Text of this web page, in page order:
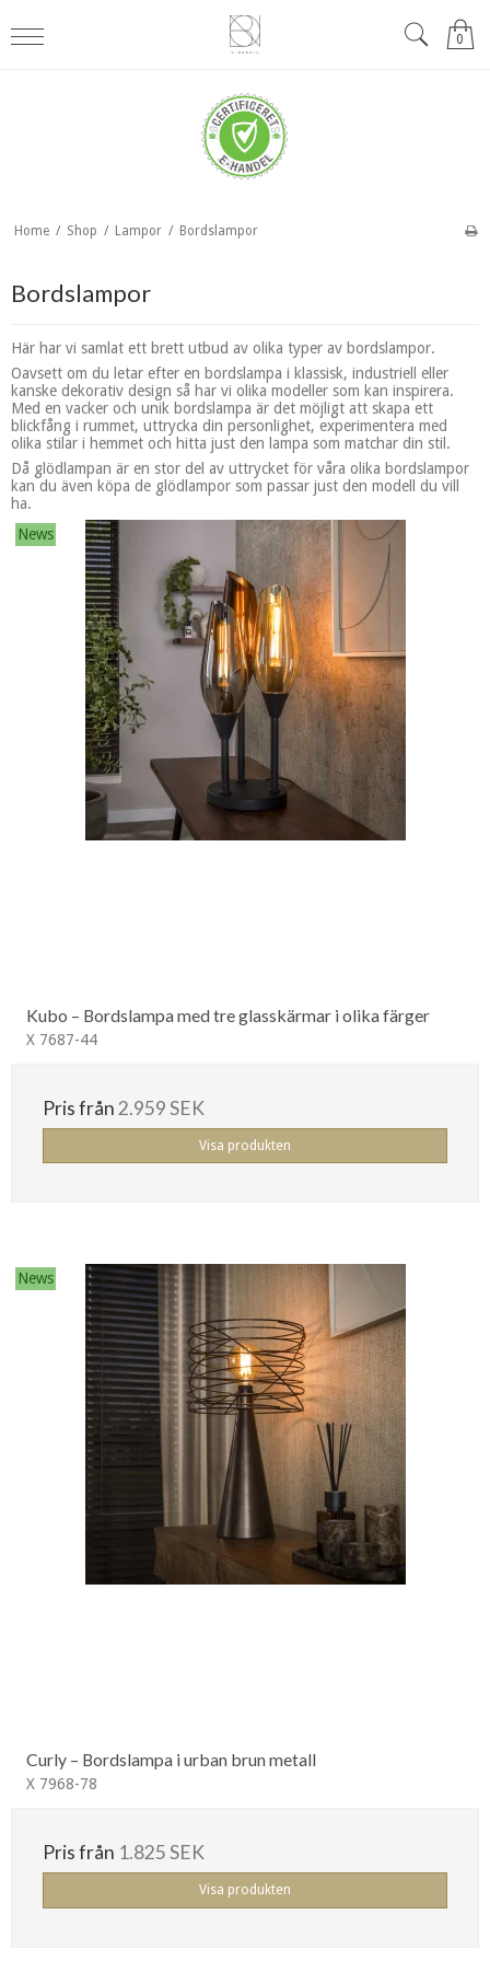
0
Home / Shop / Lampor / Bordslampor
Bordslampor
Här har vi samlat ett brett utbud av olika typer av bordslampor.
Oavsett om du letar efter en bordslampa i klassisk, industriell eller
kanske dekorativ design så har vi olika modeller som kan inspirera.
Med en vacker och unik bordslampa är det möjligt att skapa ett
blickfång i rummet, uttrycka din personlighet, experimentera med
olika stilar i hemmet och hitta just den lampa som matchar din stil.
Då glödlampan är en stor del av uttrycket för våra olika bordslampor
kan du även köpa de glödlampor som passar just den modell du vill
ha.
News
Kubo – Bordslampa med tre glasskärmar i olika färger
X 7687-44
Pris från 2.959 SEK
Visa produkten
News
Curly – Bordslampa i urban brun metall
X 7968-78
Pris från 1.825 SEK
Visa produkten